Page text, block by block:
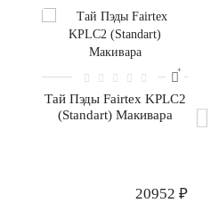
Тай Пэды Fairtex KPLC2
(Standart) Макивара
20952 ₽